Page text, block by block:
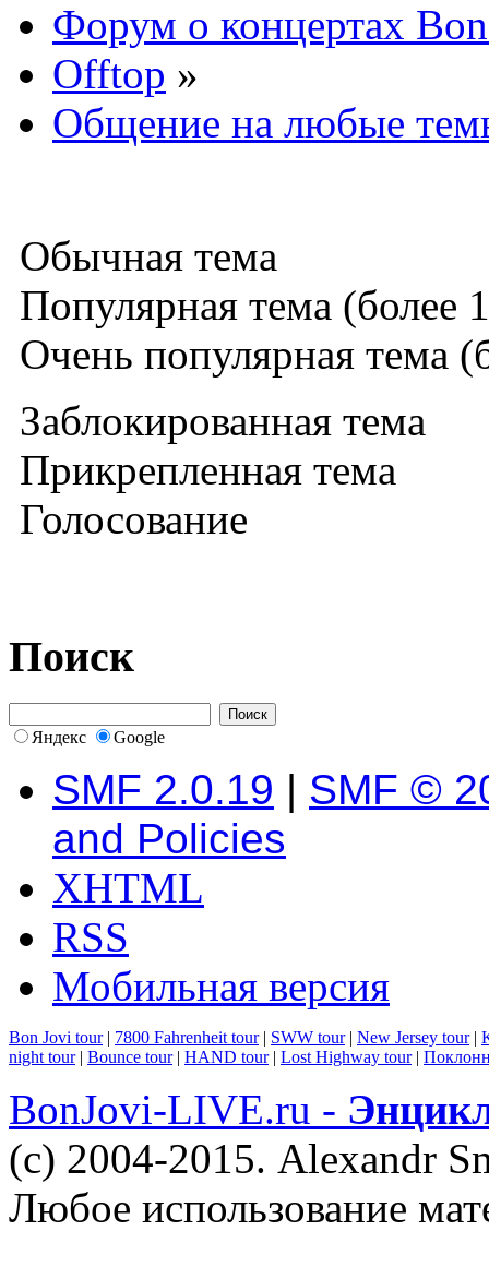
Форум о концертах
Offtop »
Общение на любые
Обычная тема
Популярная тема (более
Очень популярная тема
Заблокированная тема
Прикрепленная тема
Голосование
Поиск
Яндекс Google
SMF 2.0.19 | SMF ©
and Policies
XHTML
RSS
Мобильная версия
Bon Jovi tour| 7800 Fahrenheit tour| SWW tour| New Jersey tour|
night tour| Bounce tour| HAND tour| Lost Highway tour|
BonJovi-LIVE.ru -
(c) 2004-2015. Alexandr
Любое использование